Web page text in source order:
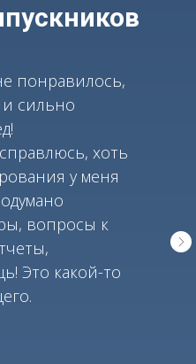
понравилось,
и сильно
хоть
у меня
вопросы к
Это какой-то